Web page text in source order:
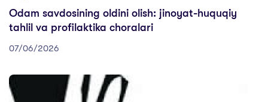
Odam savdosining oldini olish: jinoyat-huquqiy
tahlil va profilaktika choralari
07/06/2026